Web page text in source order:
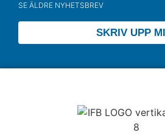
SE ÄLDRE NYHETSBREV
SKRIV UPP